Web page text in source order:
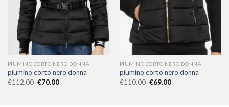
PIUMINO CORTO NERO DONNA
piumino corto nero donna
€112.00 €70.00
PIUMINO CORTO NERO DONNA
piumino corto nero donna
€110.00 €69.00